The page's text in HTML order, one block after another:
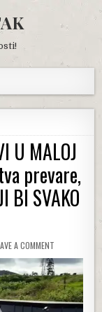
U MALOJ
prevare,
BI SVAKO
A COMMENTON
NAJVEĆI
JOJ
JE
SAN
DA